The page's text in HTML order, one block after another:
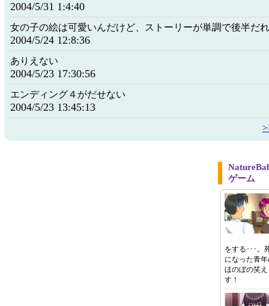
2004/5/31 1:4:40
女の子の絵は可愛いんだけど、ストーリーが単調で後半だ
2004/5/24 12:8:36
ありえない
2004/5/23 17:30:56
エンディング４がだせない
2004/5/23 13:45:13
ゲーム
をする･･･。
になった青
ほのぼの笑
す！